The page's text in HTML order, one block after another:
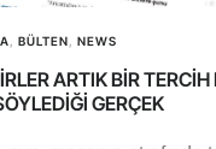
BÜLTEN NEWS
ARTIK BİR TERCİH
GERÇEK